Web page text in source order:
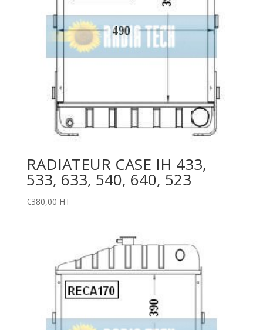
RADIATEUR CASE IH 433,
533, 633, 540, 640, 523
€380,00 HT